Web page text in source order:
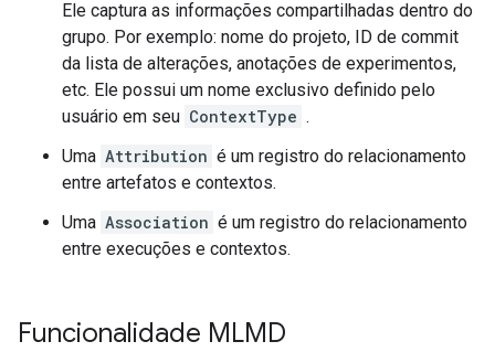
Ele captura as informações compartilhadas dentro do
grupo. Por exemplo: nome do projeto, ID de commit
da lista de alterações, anotações de experimentos,
etc. Ele possui um nome exclusivo definido pelo
usuário em seu ContextType .
Uma Attribution é um registro do relacionamento
entre artefatos e contextos.
Uma Association é um registro do relacionamento
entre execuções e contextos.
Funcionalidade MLMD